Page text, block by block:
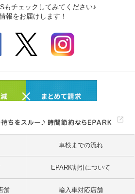
車検までの流れ
EPARK割引について
舗 輸入車対応店舗